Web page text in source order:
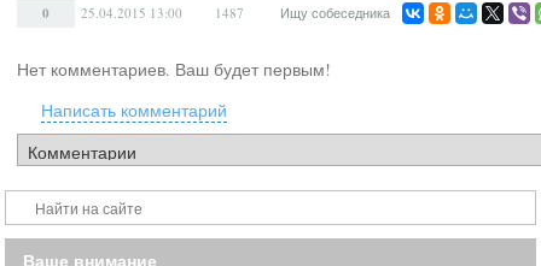
0 25.04.2015 13:00 1487 Ищу собеседника
Нет комментариев. Ваш будет первым!
Написать комментарий
Ваше внимание